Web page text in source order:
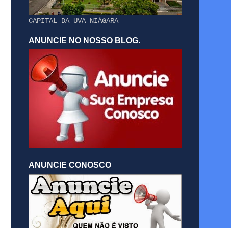
CAPITAL DA UVA NIÁGARA
ANUNCIE NO NOSSO BLOG.
ANUNCIE CONOSCO